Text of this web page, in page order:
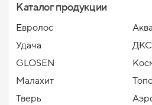
Каталог продукции
Евролос
Удача
ДКС
GLOSEN
Малахит
Тверь